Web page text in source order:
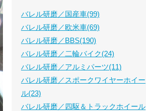
バレル研磨／国産車(99)
バレル研磨／欧米車(69)
バレル研磨／BBS(190)
バレル研磨／二輪バイク(24)
バレル研磨／アルミパーツ(11)
バレル研磨／スポークワイヤーホイー
ル(23)
バレル研磨／四駆＆トラックホイール